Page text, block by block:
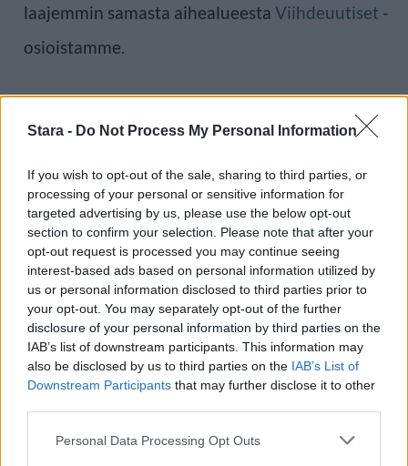
Stara - Do Not Process My Personal Information
If you wish to opt-out of the sale, sharing to third parties, or
processing of your personal or sensitive information for
targeted advertising by us, please use the below opt-out
section to confirm your selection. Please note that after your
opt-out request is processed you may continue seeing
interest-based ads based on personal information utilized by
us or personal information disclosed to third parties prior to
your opt-out. You may separately opt-out of the further
disclosure of your personal information by third parties on the
IAB’s list of downstream participants. This information may
also be disclosed by us to third parties on the IAB’s List of
Downstream Participants that may further disclose it to other
Personal Data Processing Opt Outs
laajemmin samasta aihealueesta Viihdeuutiset -
osioistamme.
Ilmoita virheestä·Tietoa meistä·Toimitusperiaatteet